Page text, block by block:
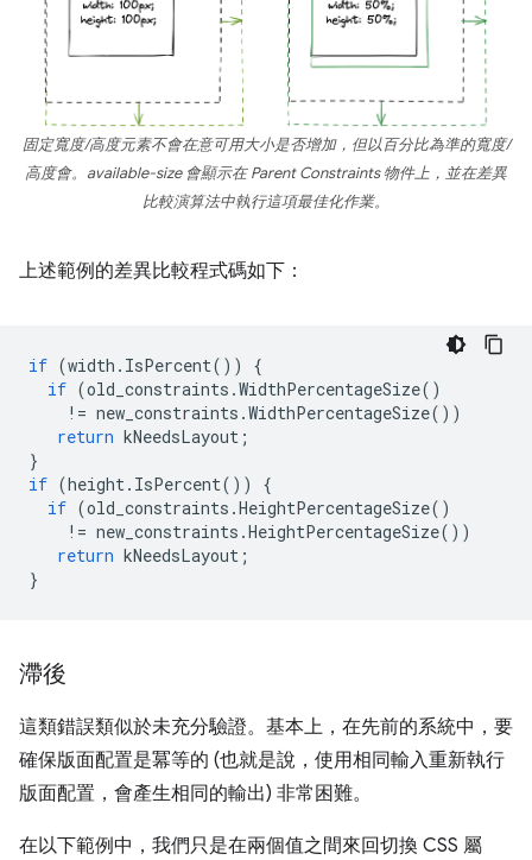
固定寬度/高度元素不會在意可用大小是否增加，但以百分比為準的寬度/
高度會。 available-size會顯示在Parent Constraints物件上，並在差異
比較演算法中執行這項最佳化作業。
上述範例的差異比較程式碼如下：
if (width . IsPercent())
{
if (old_constraints .WidthPercentageSize()
!= new_constraints .WidthPercentageSize())
return kNeedsLayout ;
}
if (height. IsPercent())
{
if (old_constraints .HeightPercentageSize()
!= new_constraints .HeightPercentageSize())
return kNeedsLayout ;
}
滯後
這類錯誤類似於未充分驗證。基本上，在先前的系統中，要
確保版面配置是冪等的 (也就是說，使用相同輸入重新執行
版面配置，會產生相同的輸出) 非常困難。
在以下範例中，我們只是在兩個值之間來回切換 CSS 屬